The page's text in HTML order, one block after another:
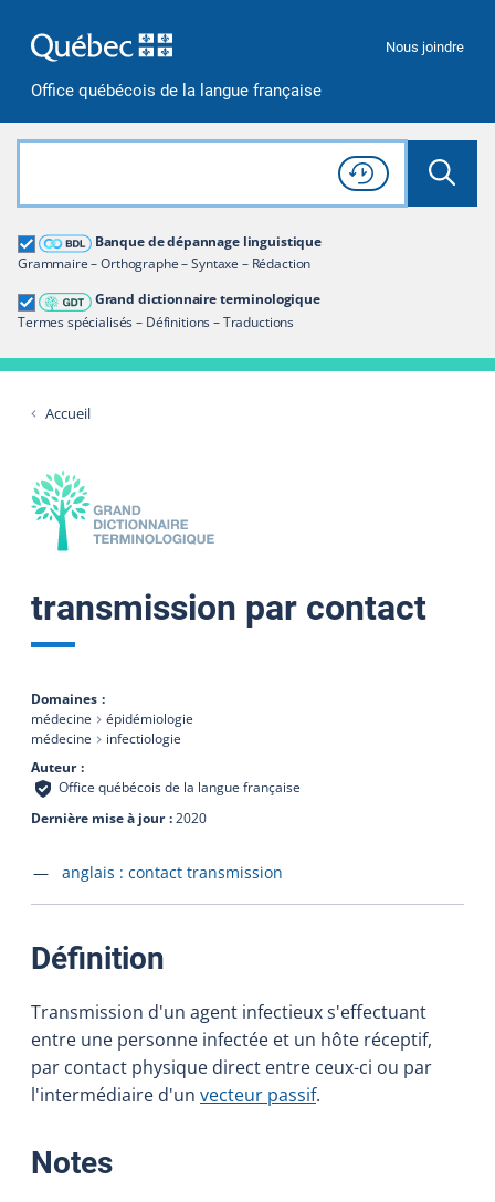
Office québécois de la langue française
Nous joindre
Rechercher dans tout le site
Lancer
Consulter l'
Historique
de recherche
Banque de dépannage linguistique
Grammaire – Orthographe – Syntaxe – Rédaction
Grand dictionnaire terminologique
Termes spécialisés – Définitions – Traductions
Grand dictionnaire terminologique
Restreindre aux termes
Accueil
transmission par contact
Domaines
médecine
épidémiologie
médecine
infectiologie
Auteur
Office québécois de la langue française
Dernière mise à jour 2020
Accéder à la fiche en
anglais : contact transmission
Définition
Transmission d'un agent infectieux s'effectuant
entre une personne infectée et un hôte réceptif,
par contact physique direct entre ceux-ci ou par
l'intermédiaire d'un vecteur passif.
Notes: